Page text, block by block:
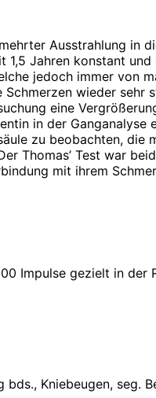
Ausstrahlung in
1,5 Jahren konstant
jedoch immer von
wieder sehr
eine
in der Ganganalyse
zu beobachten, die
Thomas’ Test war
mit ihrem
Impulse gezielt in der
Kniebeugen, seg.